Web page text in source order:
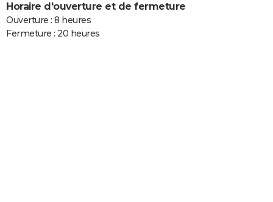
Horaire d'ouverture et de fermeture
Ouverture : 8 heures
Fermeture : 20 heures